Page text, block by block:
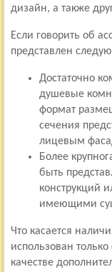
дизайн, а также
Если говорить об
представлен
Достаточно
душевые
формат
сечения
лицевым
Более
быть
конструкций
имеющими
Что касается
использован
качестве